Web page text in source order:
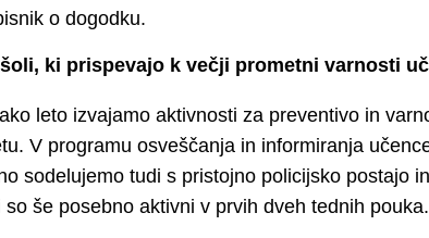
o dogodku.
ki prispevajo k večji prometni varnosti
leto izvajamo aktivnosti za preventivo in
V programu osveščanja in informiranja
sodelujemo tudi s pristojno policijsko postajo
so še posebno aktivni v prvih dveh tednih pouka.